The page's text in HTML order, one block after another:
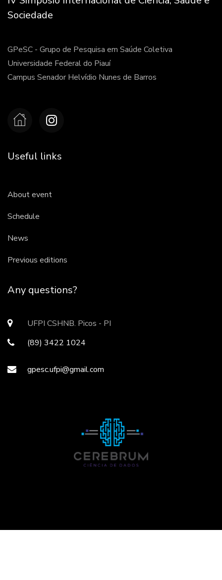
Sociedade
GPeSC - Grupo de Pesquisa em Saúde Coletiva
Universidade Federal do Piauí
Campus Senador Helvídio Nunes de Barros
Useful links
About event
Schedule
News
Previous editions
Any questions?
UFPI CSHNB. Picos - PI
(89) 3422 1024
gpesc.ufpi@gmail.com